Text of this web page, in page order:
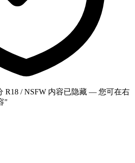
R18 / NSFW 内容已隐藏 — 您可在右
"